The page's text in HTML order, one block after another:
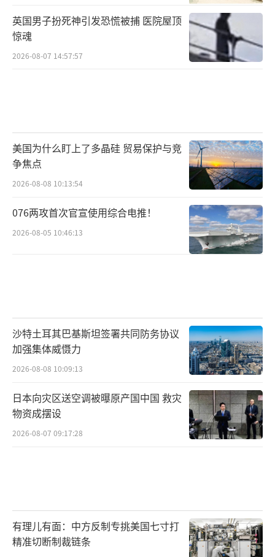
英国男子扮死神引发恐慌被捕 医院屋顶
惊魂
2026-08-07 14:57:57
美国为什么盯上了多晶硅 贸易保护与竞
争焦点
2026-08-08 10:13:54
076两攻首次官宣使用综合电推！
2026-08-05 10:46:13
沙特土耳其巴基斯坦签署共同防务协议
加强集体威慑力
2026-08-08 10:09:13
日本向灾区送空调被曝原产国中国 救灾
物资成摆设
2026-08-07 09:17:28
有理儿有面：中方反制专挑美国七寸打
精准切断制裁链条